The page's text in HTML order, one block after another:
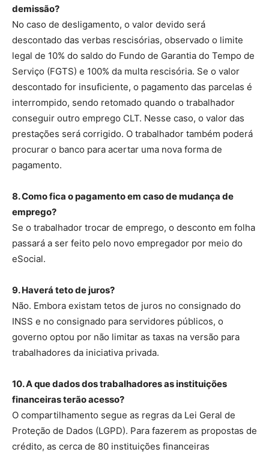
demissão?
No caso de desligamento, o valor devido será
descontado das verbas rescisórias, observado o limite
legal de 10% do saldo do Fundo de Garantia do Tempo de
Serviço (FGTS) e 100% da multa rescisória. Se o valor
descontado for insuficiente, o pagamento das parcelas é
interrompido, sendo retomado quando o trabalhador
conseguir outro emprego CLT. Nesse caso, o valor das
prestações será corrigido. O trabalhador também poderá
procurar o banco para acertar uma nova forma de
pagamento.
8. Como fica o pagamento em caso de mudança de
emprego?
Se o trabalhador trocar de emprego, o desconto em folha
passará a ser feito pelo novo empregador por meio do
eSocial.
9. Haverá teto de juros?
Não. Embora existam tetos de juros no consignado do
INSS e no consignado para servidores públicos, o
governo optou por não limitar as taxas na versão para
trabalhadores da iniciativa privada.
10. A que dados dos trabalhadores as instituições
financeiras terão acesso?
O compartilhamento segue as regras da Lei Geral de
Proteção de Dados (LGPD). Para fazerem as propostas de
crédito, as cerca de 80 instituições financeiras